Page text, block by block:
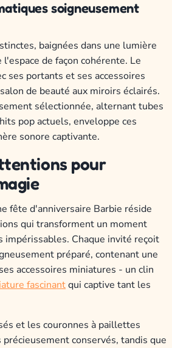
soigneusement
baignées dans une lumière
de façon cohérente. Le
ses portants et ses accessoires
de beauté aux miroirs éclairés.
sélectionnée, alternant tubes
pop actuels, enveloppe ces
sonore captivante.
pour
fête d'anniversaire Barbie réside
qui transforment un moment
impérissables. Chaque invité reçoit
préparé, contenant une
accessoires miniatures - un clin
fascinantqui captive tant les
et les couronnes à paillettes
conservés, tandis que